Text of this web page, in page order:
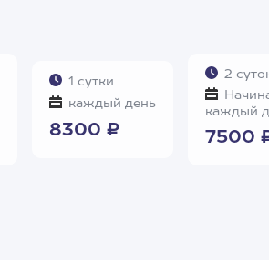
1 сутки
каждый день
8300 ₽
2
каждый
7500